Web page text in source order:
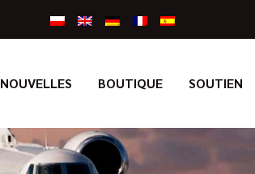
NOUVELLES BOUTIQUE SOUTIEN